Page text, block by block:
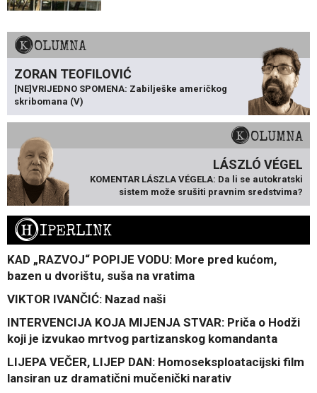
KOLUMNA
ZORAN TEOFILOVIĆ
[NE]VRIJEDNO SPOMENA: Zabilješke američkog
skribomana (V)
KOLUMNA
LÁSZLÓ VÉGEL
KOMENTAR LÁSZLA VÉGELA: Da li se autokratski
sistem može srušiti pravnim sredstvima?
HIPERLINK
KAD „RAZVOJ“ POPIJE VODU: More pred kućom,
bazen u dvorištu, suša na vratima
VIKTOR IVANČIĆ: Nazad naši
INTERVENCIJA KOJA MIJENJA STVAR: Priča o Hodži
koji je izvukao mrtvog partizanskog komandanta
LIJEPA VEČER, LIJEP DAN: Homoseksploatacijski film
lansiran uz dramatični mučenički narativ